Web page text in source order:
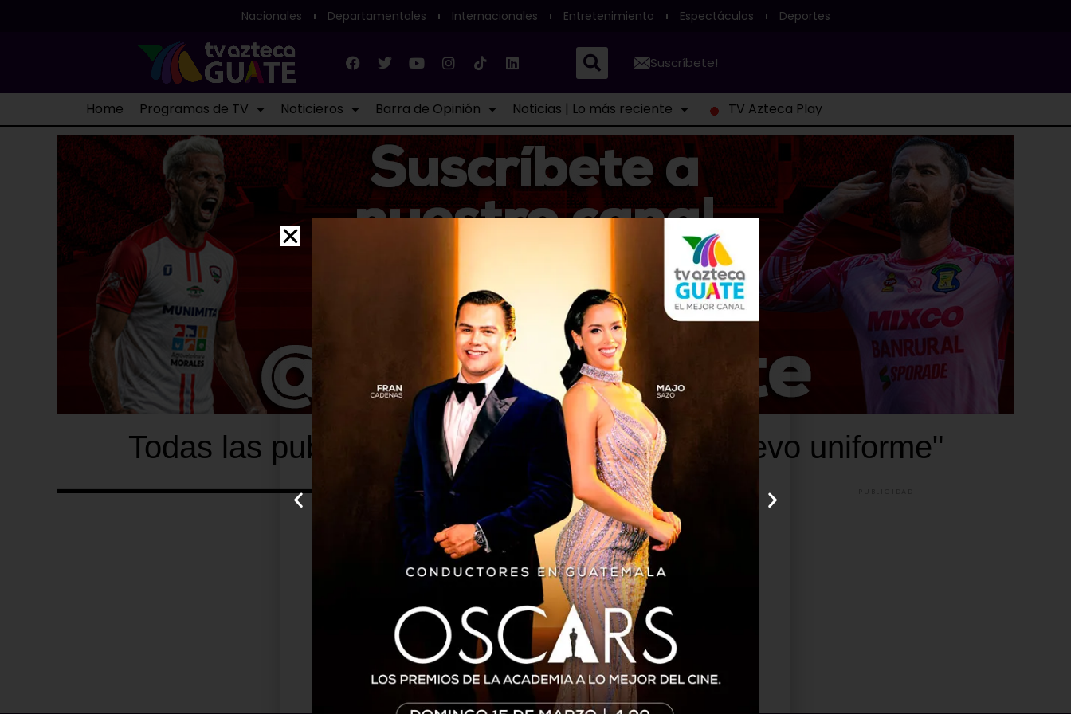
Nacionales Departamentales Internacionales Entretenimiento Espectáculos Deportes
Suscríbete!
Home Programas de TV Noticieros Barra de Opinión Noticias | Lo más reciente TV Azteca Play
Todas las publicaciones etiquetadas con "nuevo uniforme"
3 años atrás
Barcelona presentó su nuevo
uniforme para la temporada
2023-2024
El conjunto de Barcelona presentó a través de
sus redes sociales, el uniforme que usará su
equipo varonil y femenil como de locales para
la temporada...